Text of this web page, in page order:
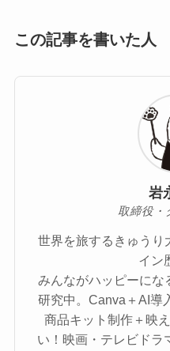
この記事を書いた人
岩
取締役・
世界を旅するきゅうり
イン
みんながハッピーにな
研究中。Canva＋AI導
商品キット制作＋映
い！映画・テレビドラ